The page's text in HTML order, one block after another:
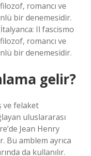
romancı ve
bir denemesidir.
Il fascismo
romancı ve
bir denemesidir.
gelir?
ve felaket
uluslararası
Jean Henry
Bu amblem ayrıca
da kullanılır.